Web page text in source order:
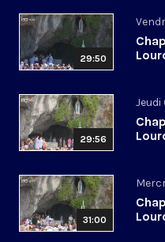
29:50
29:56
Jeudi
31:00